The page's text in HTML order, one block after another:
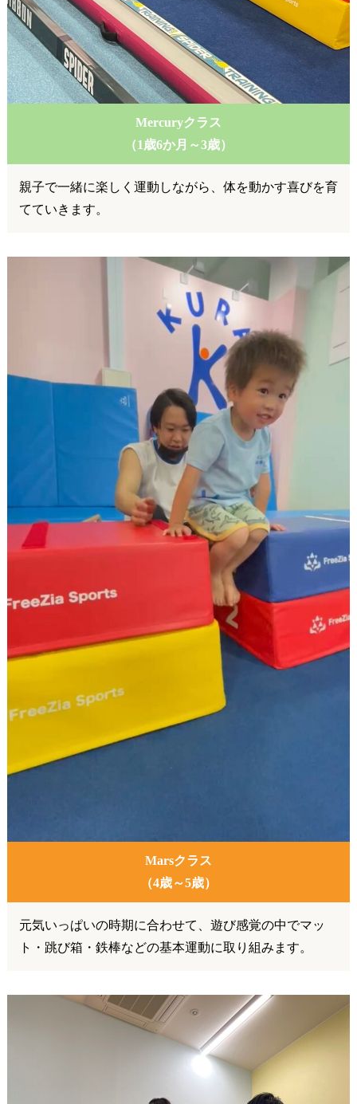
Mercuryクラス
（1歳6か月～3歳）
親子で一緒に楽しく運動しながら、体を動かす喜びを育
てていきます。
Marsクラス
（4歳～5歳）
元気いっぱいの時期に合わせて、遊び感覚の中でマッ
ト・跳び箱・鉄棒などの基本運動に取り組みます。